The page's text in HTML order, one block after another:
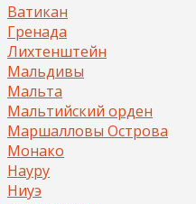
Ватикан
Гренада
Лихтенштейн
Мальдивы
Мальта
Мальтийский орден
Маршалловы Острова
Монако
Науру
Ниуэ